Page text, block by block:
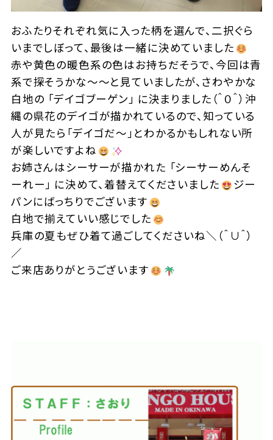
おふたりそれぞれ気に入った柄を選んで、二択ぐら
いまでしぼって、最後は一緒に決めていました
赤や黄色の暖色系の色はお持ちだそうで、今回は青
系で探そうかな～～と見ていましたが、さわやかな
白地の 「デイゴブーゲン」 に決まりました（＾０＾）沖
縄の県花のデイゴが描かれているので、知っている
人が見たら「デイゴだ～」とわかるかもしれない所
が楽しいですよね
お姉さんはシーサーが描かれた 「シーサーめんそ
ーれー」 に決めて、着替えてくださいました
ジー
パンにばっちりでございます
白地で揃えていい感じでした
兵庫の夏もぜひ着て過ごしてくださいね＼（＾∪＾）
／
ご来店ありがとうございます